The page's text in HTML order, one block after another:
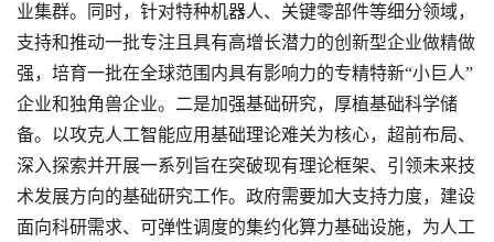
业集群。同时，针对特种机器人、关键零部件等细分领域，
支持和推动一批专注且具有高增长潜力的创新型企业做精做
强，培育一批在全球范围内具有影响力的专精特新“小巨人”
企业和独角兽企业。二是加强基础研究，厚植基础科学储
备。以攻克人工智能应用基础理论难关为核心，超前布局、
深入探索并开展一系列旨在突破现有理论框架、引领未来技
术发展方向的基础研究工作。政府需要加大支持力度，建设
面向科研需求、可弹性调度的集约化算力基础设施，为人工